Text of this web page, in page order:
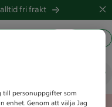
alltid fri frakt
till personuppgifter som
enhet. Genom att välja Jag